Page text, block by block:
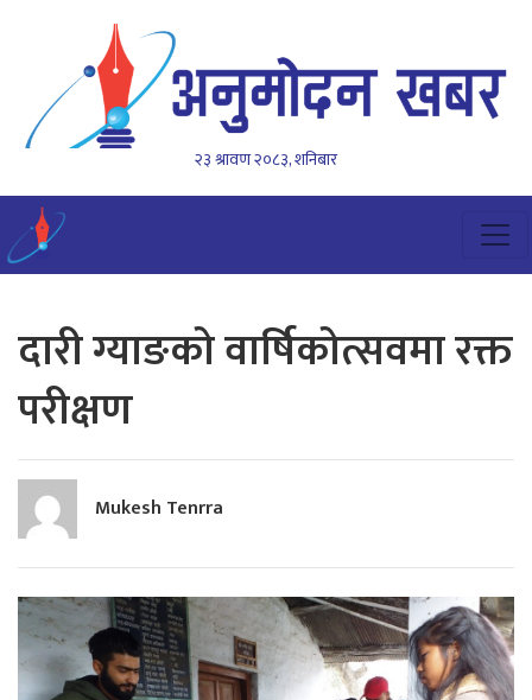
२३ श्रावण २०८३, शनिबार
दारी ग्याङको वार्षिकोत्सवमा रक्त
परीक्षण
Mukesh Tenrra